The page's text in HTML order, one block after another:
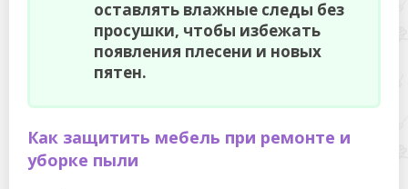
оставлять влажные следы без
просушки, чтобы избежать
появления плесени и новых
пятен.
Как защитить мебель при ремонте и
уборке пыли